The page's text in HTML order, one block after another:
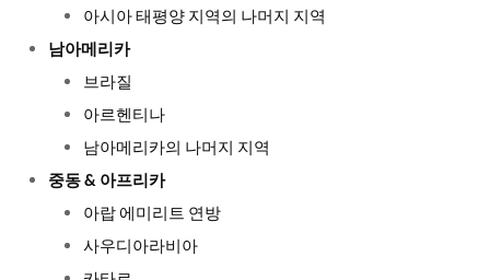
아시아 태평양 지역의 나머지 지역
남아메리카
브라질
아르헨티나
남아메리카의 나머지 지역
중동 & 아프리카
아랍 에미리트 연방
사우디아라비아